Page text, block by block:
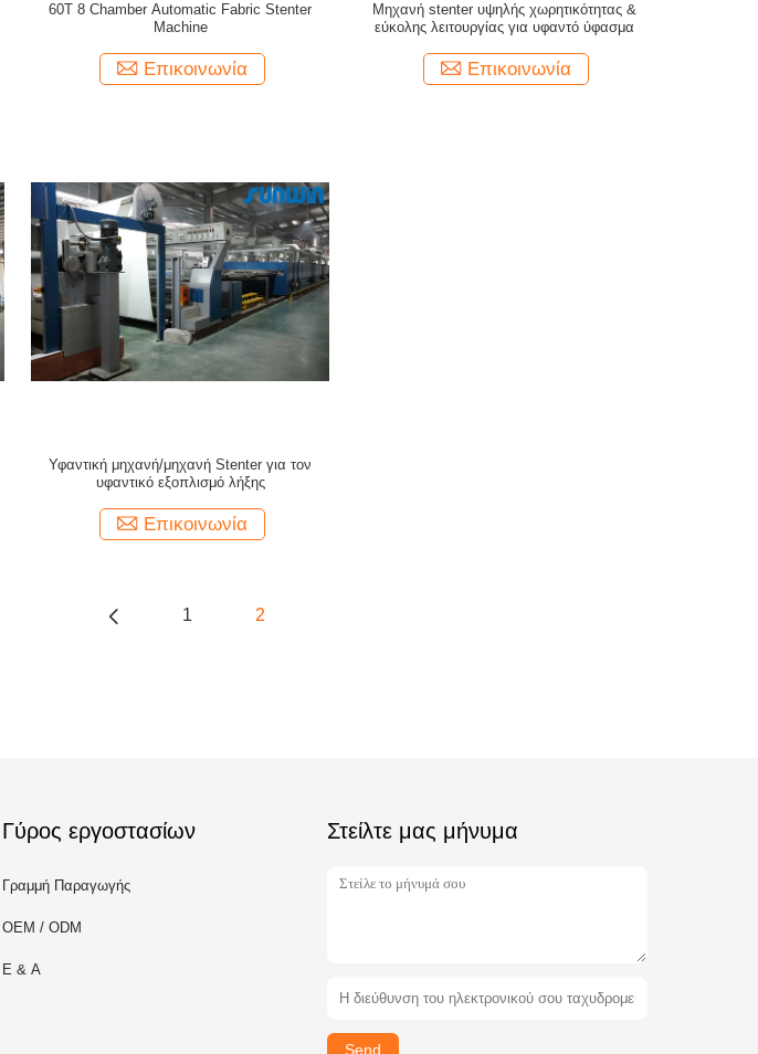
60T 8 Chamber Automatic Fabric Stenter
Machine
Επικοινωνία
Μηχανή stenter υψηλής χωρητικότητας &
εύκολης λειτουργίας για υφαντό ύφασμα
Επικοινωνία
Υφαντική μηχανή/μηχανή Stenter για τον
υφαντικό εξοπλισμό λήξης
Επικοινωνία
1 2
Γύρος εργοστασίων
Γραμμή Παραγωγής
OEM / ODM
Ε & Α
Στείλτε μας μήνυμα
Send